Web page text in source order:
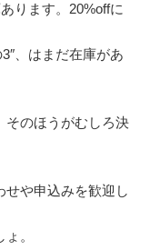
ります。20%offに
、はまだ在庫があ
そのほうがむしろ決
せや申込みを歓迎し
。